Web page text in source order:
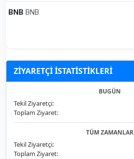
BNB BNB
ZİYARETÇİ İSTATİSTİKLERİ
BUGÜN
Tekil Ziyaretçi:
Toplam Ziyaret:
TÜM ZAMANLAR
Tekil Ziyaretçi:
Toplam Ziyaret: